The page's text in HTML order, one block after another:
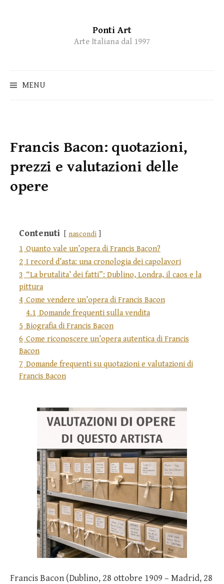
Ponti Art
Arte Italiana dal 1997
MENU
Francis Bacon: quotazioni,
prezzi e valutazioni delle
opere
Contenuti nascondi
1 Quanto vale un’opera di Francis Bacon?
2 I record d’asta: una cronologia dei capolavori
3 “La brutalita’ dei fatti”: Dublino, Londra, il caos e la
pittura
4 Come vendere un’opera di Francis Bacon
4.1 Domande frequenti sulla vendita
5 Biografia di Francis Bacon
6 Come riconoscere un’opera autentica di Francis
Bacon
7 Domande frequenti su quotazioni e valutazioni di
Francis Bacon
Francis Bacon (Dublino, 28 ottobre 1909 – Madrid, 28